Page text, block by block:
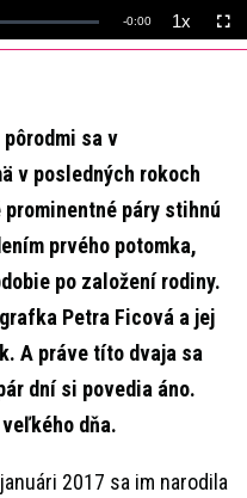
Remaining
-0:00 1xPlayback
Rate
sa v
v posledných rokoch
páry stihnú
prvého potomka,
po založení rodiny.
Petra Ficová a jej
A práve títo dvaja sa
dní si povedia áno.
dňa.
2017 sa im narodila